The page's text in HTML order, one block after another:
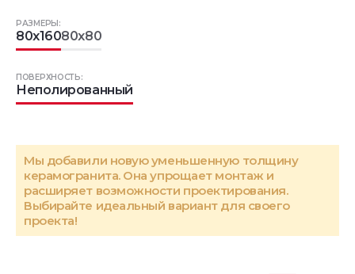
РАЗМЕРЫ:
80x16080x80
ПОВЕРХНОСТЬ:
Неполированный
Мы добавили новую уменьшенную толщину
керамогранита. Она упрощает монтаж и
расширяет возможности проектирования.
Выбирайте идеальный вариант для своего
проекта!